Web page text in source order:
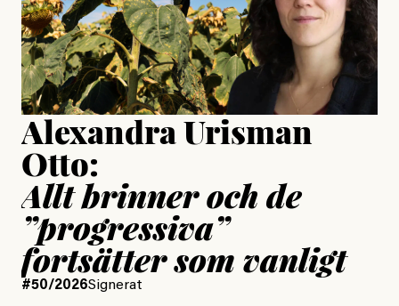
Jesper Lundby
Publicerad15 July, 2026
Uppdaterad15 July, 2026
Alexandra Urisman
Otto:
Allt brinner och de
”progressiva”
fortsätter som vanligt
#50/2026Signerat